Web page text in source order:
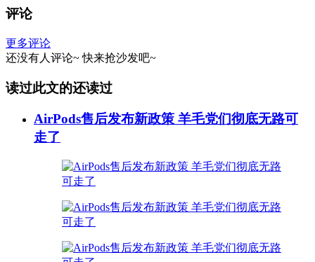
评论
更多评论
还没有人评论~ 快来抢沙发吧~
读过此文的还读过
AirPods售后发布新政策 羊毛党们彻底无路可
走了